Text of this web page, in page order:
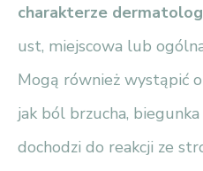
charakterze
ust, miejscowa lub
Mogą również wystąpić
jak ból brzucha,
dochodzi do reakcji ze